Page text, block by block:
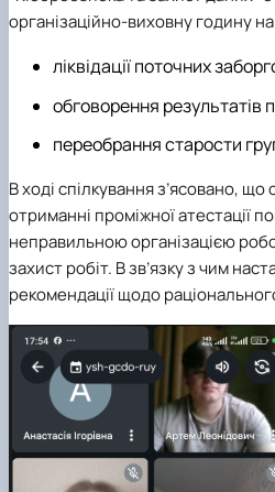
організаційно-виховну годину
ліквідації поточних
обговорення результатів
переобрання старости
В ході спілкування з’ясовано,
отриманні проміжної атестації
неправильною організацією
захист робіт. В зв’язку з чим
рекомендації щодо